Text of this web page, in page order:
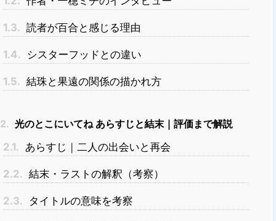
1.3. 読者が百合と感じる理由
1.4. シスターフッドとの違い
1.5. 結珠と果遠の関係の描かれ方
2. 光のとこにいてね あらすじと結末｜評価まで解説
2.1. あらすじ｜二人の出会いと再会
2.2. 結末・ラストの解釈（考察）
2.3. タイトルの意味を考察